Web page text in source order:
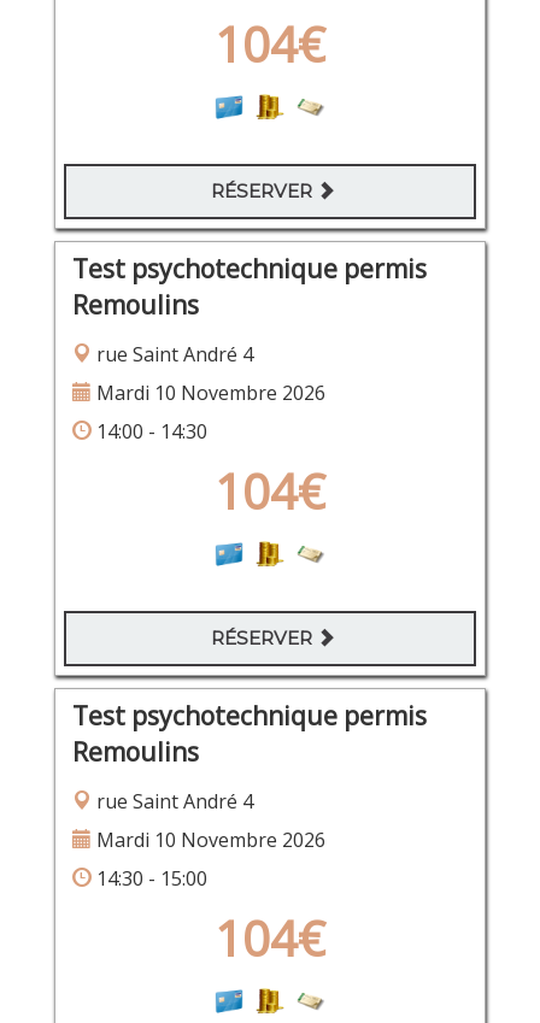
104€
RÉSERVER
Test psychotechnique permis
Remoulins
rue Saint André 4
Mardi 10 Novembre 2026
14:00 - 14:30
104€
RÉSERVER
Test psychotechnique permis
Remoulins
rue Saint André 4
Mardi 10 Novembre 2026
14:30 - 15:00
104€